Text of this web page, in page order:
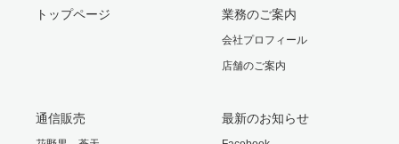
トップページ 業務のご案内
会社プロフィール
店舗のご案内
通信販売 最新のお知らせ